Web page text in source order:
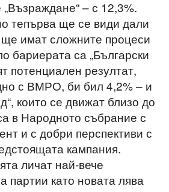
„Възраждане“ – с 12,3%.
тепърва ще се види дали
ще имат сложните процеси
бариерата са „Български
потенциален резултат,
с ВМРО, би бил 4,2% – и
които се движат близо до
в Народното събрание с
и с добри перспективи с
кампания.
личат най-вече
партии като новата лява